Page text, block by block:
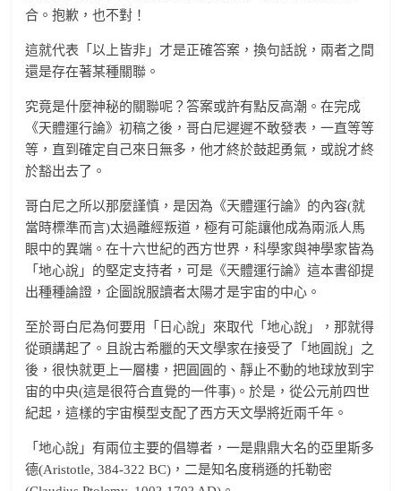
合。抱歉，也不對！
這就代表「以上皆非」才是正確答案，換句話說，兩者之間
還是存在著某種關聯。
究竟是什麼神秘的關聯呢？答案或許有點反高潮。在完成
《天體運行論》初稿之後，哥白尼遲遲不敢發表，一直等等
等，直到確定自己來日無多，他才終於鼓起勇氣，或說才終
於豁出去了。
哥白尼之所以那麼謹慎，是因為《天體運行論》的內容(就
當時標準而言)太過離經叛道，極有可能讓他成為兩派人馬
眼中的異端。在十六世紀的西方世界，科學家與神學家皆為
「地心說」的堅定支持者，可是《天體運行論》這本書卻提
出種種論證，企圖說服讀者太陽才是宇宙的中心。
至於哥白尼為何要用「日心說」來取代「地心說」，那就得
從頭講起了。且說古希臘的天文學家在接受了「地圓說」之
後，很快就更上一層樓，把圓圓的、靜止不動的地球放到宇
宙的中央(這是很符合直覺的一件事)。於是，從公元前四世
紀起，這樣的宇宙模型支配了西方天文學將近兩千年。
「地心說」有兩位主要的倡導者，一是鼎鼎大名的亞里斯多
德(Aristotle, 384-322 BC)，二是知名度稍遜的托勒密